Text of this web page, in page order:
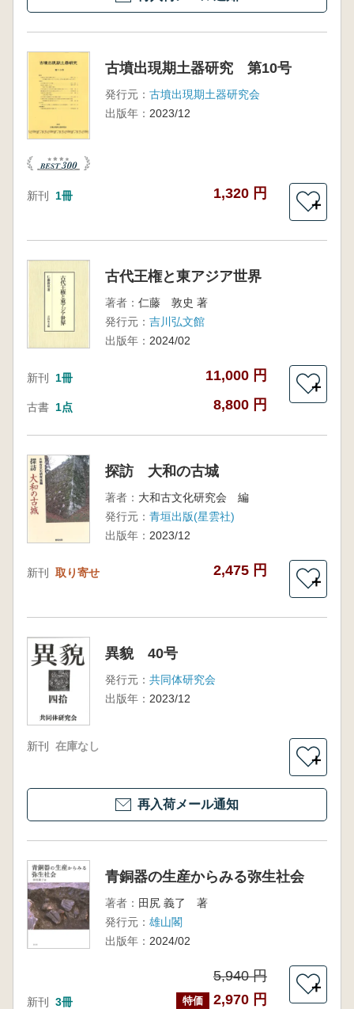
古墳出現期土器研究 第10号
発行元： 古墳出現期土器研究会
出版年： 2023/12
新刊 1冊 1,320 円
＋
古代王権と東アジア世界
著者： 仁藤 敦史 著
発行元： 吉川弘文館
出版年： 2024/02
新刊 1冊 11,000 円
古書 1点 8,800 円
＋
探訪 大和の古城
著者： 大和古文化研究会 編
発行元： 青垣出版(星雲社)
出版年： 2023/12
新刊 取り寄せ 2,475 円
＋
異貌 40号
発行元： 共同体研究会
出版年： 2023/12
新刊 在庫なし
＋
再入荷メール通知
青銅器の生産からみる弥生社会
著者： 田尻 義了 著
発行元： 雄山閣
出版年： 2024/02
新刊 3冊
5,940 円
特価 2,970 円
＋